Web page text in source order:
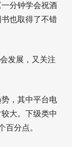
分钟学会祝酒
也取得了不错
发展，又关注
，其中平台电
大。下级类中
百分点。